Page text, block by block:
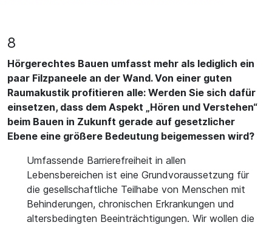
8
Hörgerechtes Bauen umfasst mehr als lediglich ein
paar Filzpaneele an der Wand. Von einer guten
Raumakustik profitieren alle: Werden Sie sich dafür
einsetzen, dass dem Aspekt „Hören und Verstehen“
beim Bauen in Zukunft gerade auf gesetzlicher
Ebene eine größere Bedeutung beigemessen wird?
Umfassende Barrierefreiheit in allen
Lebensbereichen ist eine Grundvoraussetzung für
die gesellschaftliche Teilhabe von Menschen mit
Behinderungen, chronischen Erkrankungen und
altersbedingten Beeinträchtigungen. Wir wollen die